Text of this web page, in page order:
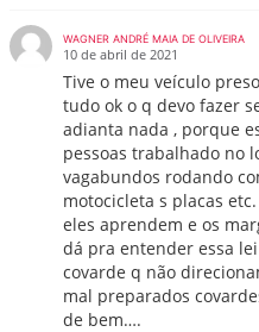
WAGNER ANDRÉ MAIA DE OLIVEIRA
10 de abril de 2021
Tive o meu veículo
tudo ok o q devo fazer
adianta nada , porque
pessoas trabalhado no
vagabundos rodando
motocicleta s placas
eles aprendem e os
dá pra entender essa
covarde q não
mal preparados
de bem….